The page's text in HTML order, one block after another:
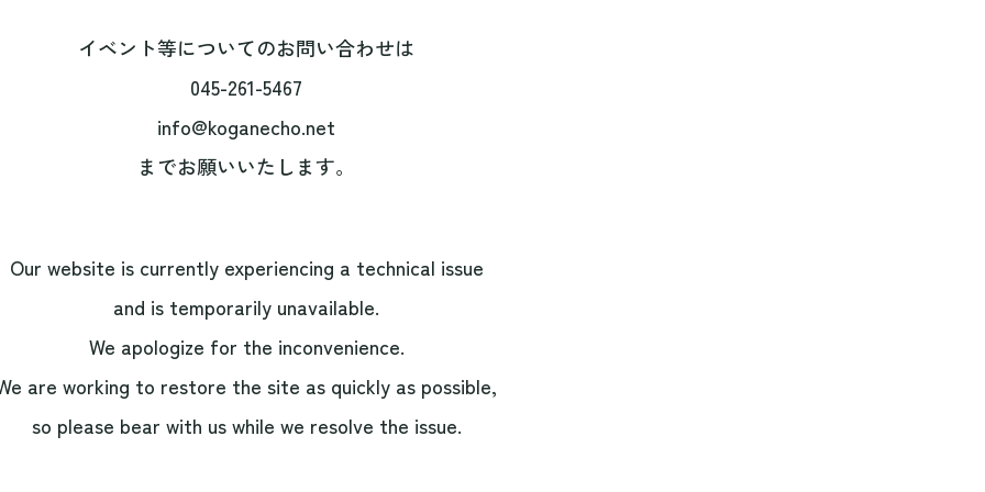
イベント等についてのお問い合わせは
045-261-5467
info@koganecho.net
までお願いいたします。
Our website is currently experiencing a technical issue
and is temporarily unavailable.
We apologize for the inconvenience.
are working to restore the site as quickly as possible,
so please bear with us while we resolve the issue.